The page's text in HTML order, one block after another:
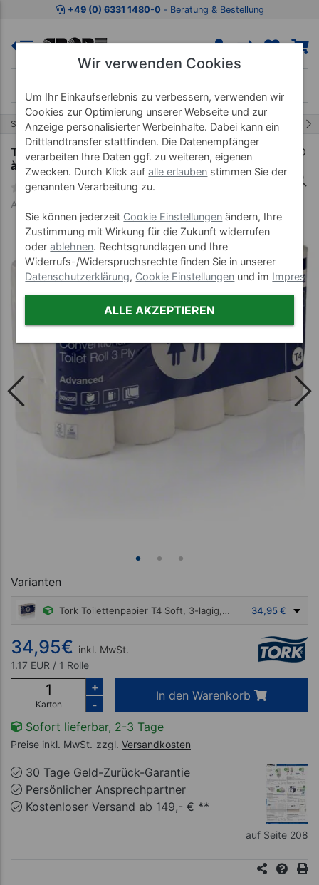
Zum Kaufbereich springen Zur Produktbeschreibung
+49 (0) 6331 1480-0 ‐ Beratung & Bestellung
Start Hygieneartikel Toilettenpapier & Spender
Tork Toilettenpapier T4 Soft, 3-lagig, 30 Rollen
à 30 m
Art-Nr. 28543
Varianten
Tork Toilettenpapier T4 Soft, 3-lagig, 30 Rollen à 30 m 34,95 €
34,95€ inkl. MwSt.
1.17 EUR / 1 Rolle
Karton
+
-
In den Warenkorb
Sofort lieferbar, 2-3 Tage
Preise inkl. MwSt. zzgl. Versandkosten
30 Tage Geld-Zurück-Garantie
Persönlicher Ansprechpartner
Kostenloser Versand ab 149,- € **
auf Seite 208
Wir verwenden Cookies
Um Ihr Einkaufserlebnis zu verbessern, verwenden wir
Cookies zur Optimierung unserer Webseite und zur
Anzeige personalisierter Werbeinhalte. Dabei kann ein
Drittlandtransfer stattfinden. Die Datenempfänger
verarbeiten Ihre Daten ggf. zu weiteren, eigenen
Zwecken. Durch Klick aufalle erlauben stimmen Sie der
genannten Verarbeitung zu.
Sie können jederzeit Cookie Einstellungen ändern, Ihre
Zustimmung mit Wirkung für die Zukunft widerrufen
oderablehnen. Rechtsgrundlagen und Ihre
Widerrufs-/Widerspruchsrechte finden Sie in unserer
Datenschutzerklärung, Cookie Einstellungen und im
ALLE AKZEPTIEREN